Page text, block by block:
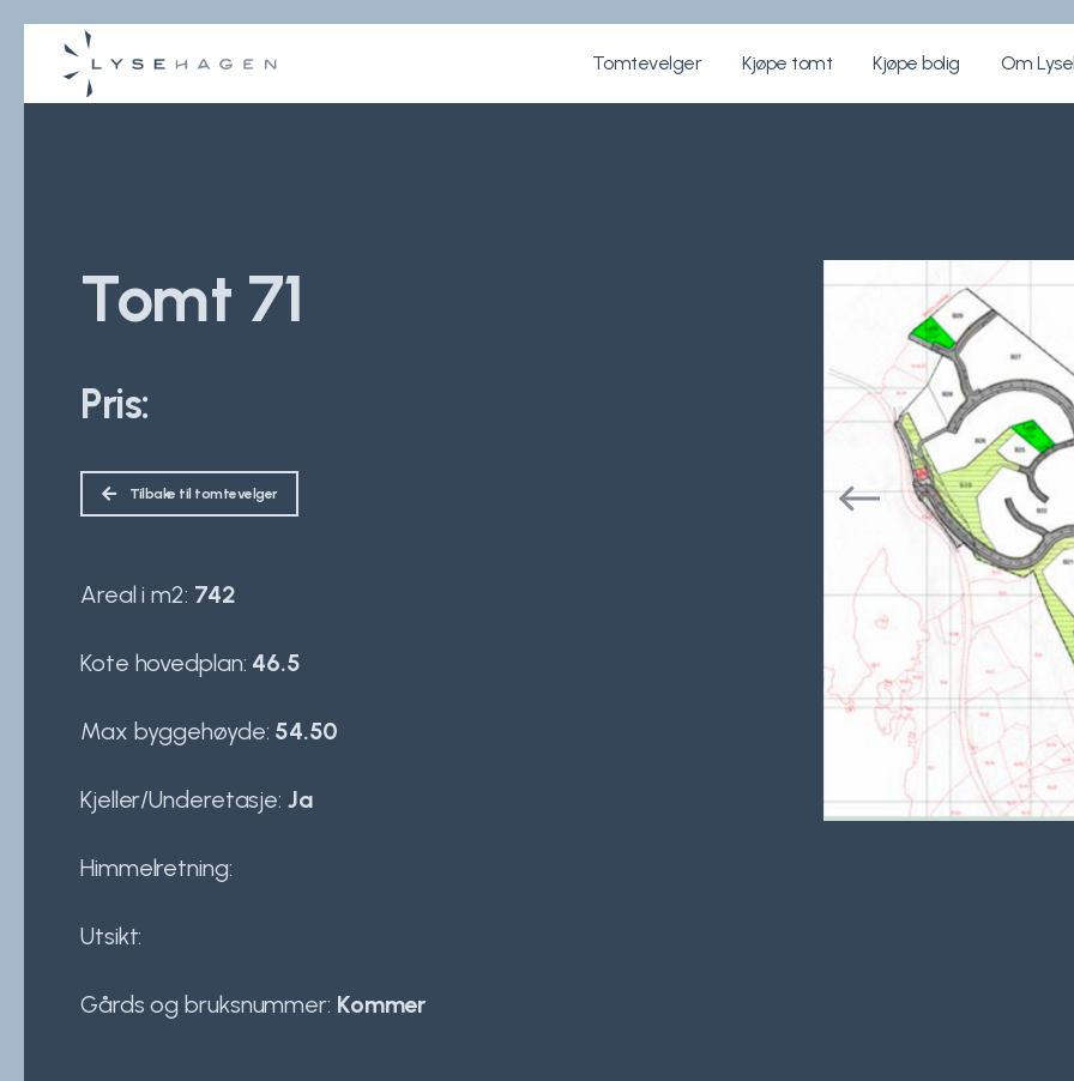
Tomtevelger Kjøpe tomt Kjøpe bolig Om
Tomt 71
Pris:
Tilbake til tomtevelger
Areal i m2: 742
Kote hovedplan: 46.5
Max byggehøyde: 54.50
Kjeller/Underetasje: Ja
Himmelretning:
Utsikt:
Gårds og bruksnummer: Kommer